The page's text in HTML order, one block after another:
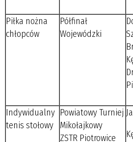
Piłka nożna
chłopców
Półfinał
Wojewódzki
Indywidualny
tenis stołowy
Powiatowy Turniej
Mikołajkowy
ZSTR Piotrowice